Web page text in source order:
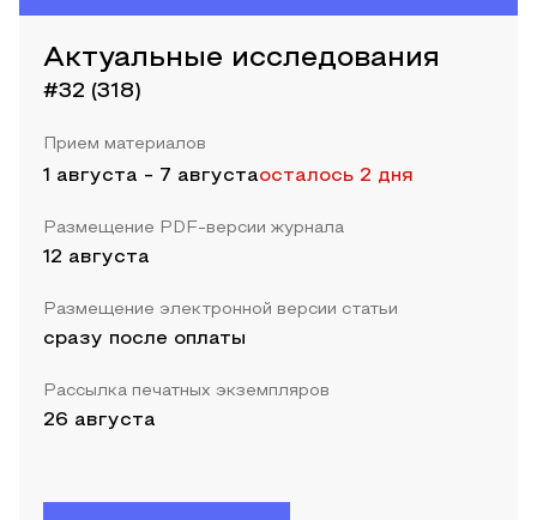
Актуальные исследования
#32 (318)
Прием материалов
1 августа - 7 августаосталось 2 дня
Размещение PDF-версии журнала
12 августа
Размещение электронной версии статьи
сразу после оплаты
Рассылка печатных экземпляров
26 августа